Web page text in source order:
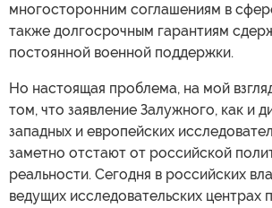
многосторонним соглашениям в
также долгосрочным гарантиям
постоянной военной поддержки.
Но настоящая проблема, на мой
том, что заявление Залужного, как и
западных и европейских
заметно отстают от российской
реальности. Сегодня в российских
ведущих исследовательских центрах